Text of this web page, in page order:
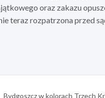
oraz zakazu
teraz rozpatrzona przed
Bydgoszcz w kolorach Trzech